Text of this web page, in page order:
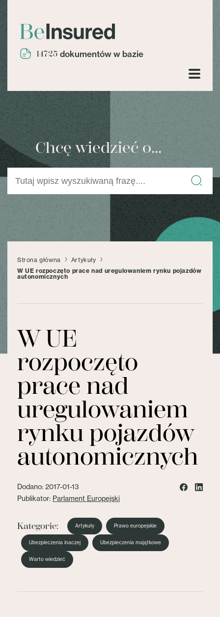
14725 dokumentów w bazie
Chcę wiedzieć o...
Strona główna
Artykuły
W UE rozpoczęto prace nad uregulowaniem rynku pojazdów
autonomicznych
W UE
rozpoczęto
prace nad
uregulowaniem
rynku pojazdów
autonomicznych
Dodano: 2017-01-13
Publikator: Parlament Europejski
Kategorie: Artykuły Prawo europejskie
Ubezpieczenia inaczej Ubezpieczenia majątkowe
Warto wiedzieć